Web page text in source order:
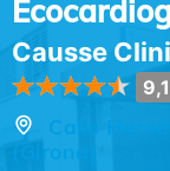
Causse
9,1
Calle
(Girona)